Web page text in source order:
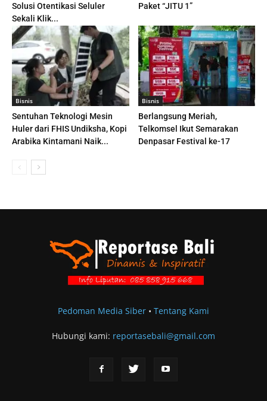
Solusi Otentikasi Seluler
Sekali Klik...
Paket “JITU 1”
Bisnis
Sentuhan Teknologi Mesin
Huler dari FHIS Undiksha, Kopi
Arabika Kintamani Naik...
Bisnis
Berlangsung Meriah,
Telkomsel Ikut Semarakan
Denpasar Festival ke-17
Pedoman Media Siber• Tentang Kami
Hubungi kami: reportasebali@gmail.com